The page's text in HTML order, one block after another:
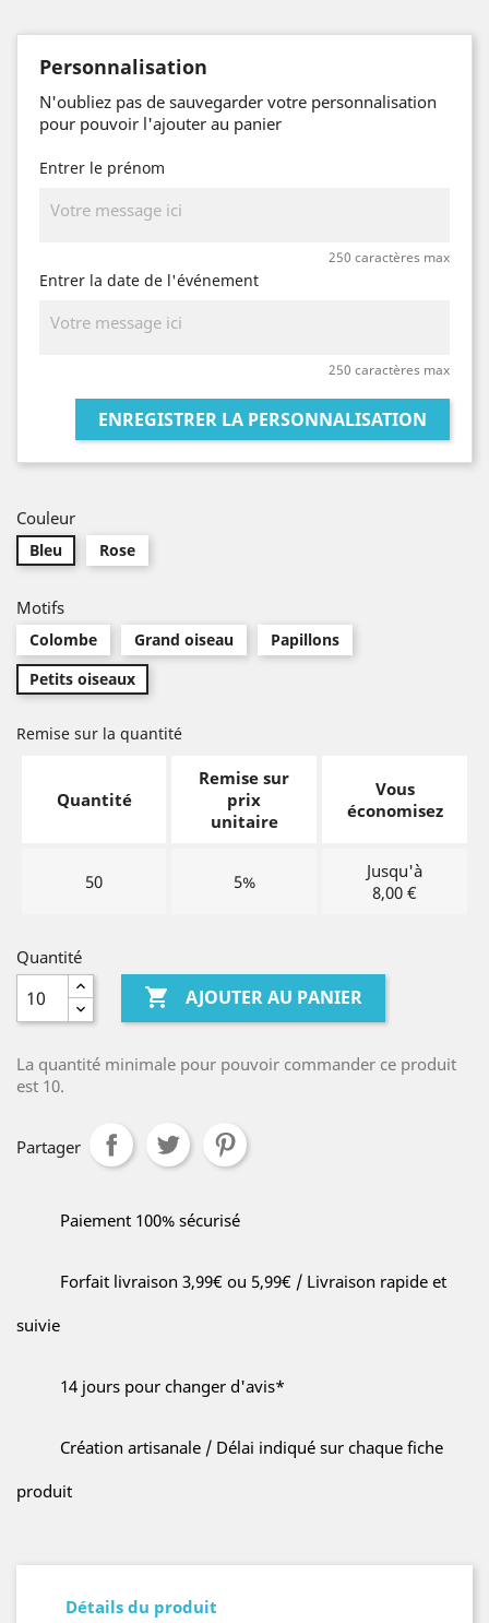
Personnalisation
N'oubliez pas de sauvegarder votre personnalisation
pour pouvoir l'ajouter au panier
Entrer le prénom
250 caractères max
Entrer la date de l'événement
250 caractères max
ENREGISTRER LA PERSONNALISATION
Couleur
Bleu Rose
Motifs
Colombe Grand oiseau
Papillons
Petits oiseaux
Remise sur la quantité
Quantité
Remise sur
prix
unitaire
Vous
économisez
50 5%
Jusqu'à
8,00 €
Quantité
 AJOUTER AU PANIER
La quantité minimale pour pouvoir commander ce produit
est 10.
Partager
Paiement 100% sécurisé
Forfait livraison 3,99€ ou 5,99€ / Livraison rapide et
suivie
14 jours pour changer d'avis*
Création artisanale / Délai indiqué sur chaque fiche
produit
Détails du produit